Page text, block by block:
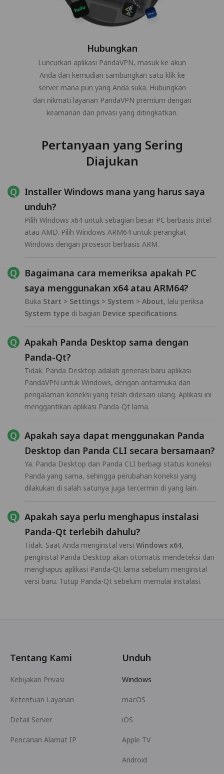
Hubungkan
Luncurkan aplikasi PandaVPN, masuk ke akun
Anda dan kemudian sambungkan satu klik ke
server mana pun yang Anda suka. Hubungkan
dan nikmati layanan PandaVPN premium dengan
keamanan dan privasi yang ditingkatkan.
Pertanyaan yang Sering
Diajukan
Installer Windows mana yang harus saya
unduh?
Pilih Windows x64 untuk sebagian besar PC berbasis Intel
atau AMD. Pilih Windows ARM64 untuk perangkat
Windows dengan prosesor berbasis ARM.
Bagaimana cara memeriksa apakah PC
saya menggunakan x64 atau ARM64?
Buka Start > Settings > System > About, lalu periksa
System type di bagian Device specifications.
Apakah Panda Desktop sama dengan
Panda-Qt?
Tidak. Panda Desktop adalah generasi baru aplikasi
PandaVPN untuk Windows, dengan antarmuka dan
pengalaman koneksi yang telah didesain ulang. Aplikasi ini
menggantikan aplikasi Panda-Qt lama.
Apakah saya dapat menggunakan Panda
Desktop dan Panda CLI secara bersamaan?
Ya. Panda Desktop dan Panda CLI berbagi status koneksi
Panda yang sama, sehingga perubahan koneksi yang
dilakukan di salah satunya juga tercermin di yang lain.
Apakah saya perlu menghapus instalasi
Panda-Qt terlebih dahulu?
Tidak. Saat Anda menginstal versi Windows x64,
penginstal Panda Desktop akan otomatis mendeteksi dan
menghapus aplikasi Panda-Qt lama sebelum menginstal
versi baru. Tutup Panda-Qt sebelum memulai instalasi.
Tentang Kami
Kebijakan Privasi
Ketentuan Layanan
Detail Server
Pencarian Alamat IP
Unduh
Windows
macOS
iOS
Apple TV
Android